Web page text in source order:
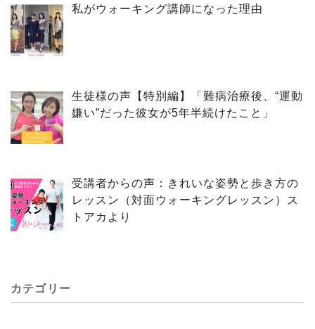
私がウォーキング講師になった理由
生徒様の声【特別編】「難病治療後、“運動
嫌い”だった彼女が5年半続けたこと」
受講者からの声：きれいな姿勢と歩き方の
レッスン（対面ウォーキングレッスン）ス
トアカより
カテゴリー